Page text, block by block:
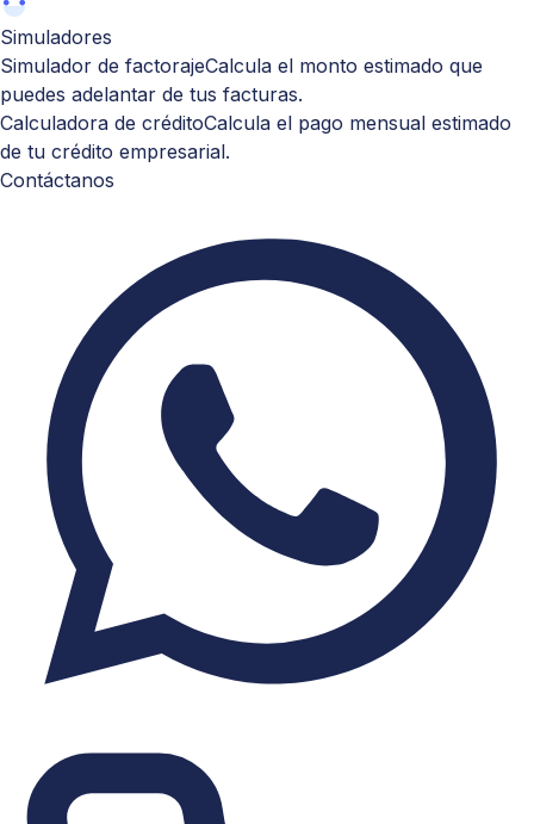
Simuladores
Simulador de factorajeCalcula el monto estimado que
puedes adelantar de tus facturas.
Calculadora de créditoCalcula el pago mensual estimado
de tu crédito empresarial.
Contáctanos